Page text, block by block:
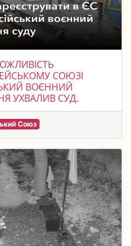
СОЮЗІ
ВОЄННИЙ
УХВАЛИВ СУД.
Союз